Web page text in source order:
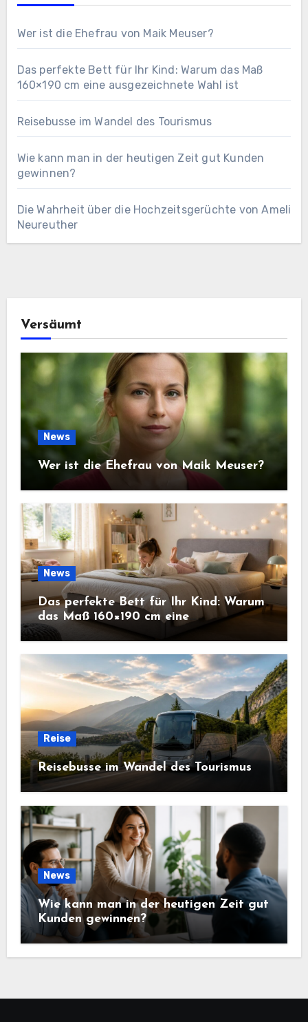
Wer ist die Ehefrau von Maik Meuser?
Das perfekte Bett für Ihr Kind: Warum das Maß
160×190 cm eine ausgezeichnete Wahl ist
Reisebusse im Wandel des Tourismus
Wie kann man in der heutigen Zeit gut Kunden
gewinnen?
Die Wahrheit über die Hochzeitsgerüchte von Ameli
Neureuther
Versäumt
News
Wer ist die Ehefrau von Maik Meuser?
News
Das perfekte Bett für Ihr Kind: Warum
das Maß 160×190 cm eine
ausgezeichnete Wahl ist
Reise
Reisebusse im Wandel des Tourismus
News
Wie kann man in der heutigen Zeit gut
Kunden gewinnen?